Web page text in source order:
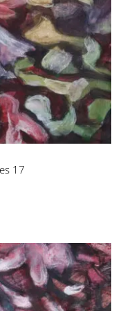
folles 17
17